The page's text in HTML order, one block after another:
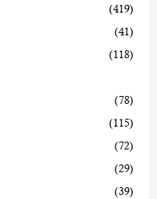
(419)
(41)
(118)
(78)
(115)
(72)
(29)
(39)